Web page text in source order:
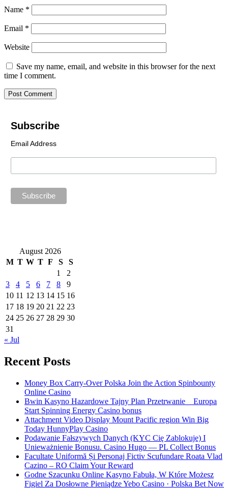
Name *
Email *
Website
Save my name, email, and website in this browser for the next
time I comment.
Subscribe
Email Address
August 2026
M T W T F S
S
1
2
3
4 5 6 7 8
9
10 11 12 13 14 15 16
17 18 19 20 21 22 23
24 25 26 27 28 29 30
31
« Jul
Recent Posts
Money Box Carry-Over Polska Join the Action Spinbounty
Online Casino
Bwin Kasyno Hazardowe Tajny Plan Przetrwanie _ Europa
Start Spinning Energy Casino bonus
Attachment Video Display Mount Pacific region Win Big
Today HunnyPlay Casino
Podawanie Fałszywych Danych (KYC Cię Zablokuje) I
Unieważnienie Bonusu. Casino Hugo — PL Collect Bonus
Facultate Uniformă Și Personaj Fictiv Scufundare Roata Vlad
Cazino – RO Claim Your Reward
Godne Szacunku Online Kasyno Fabuła, W Które Możesz
Figiel Za Dosłowne Pieniądze Yebo Casino · Polska Bet Now